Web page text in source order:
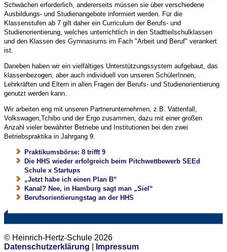
Schwächen erforderlich, andererseits müssen sie über verschiedene
Ausbildungs- und Studienangebote informiert werden. Für die
Klassenstufen ab 7 gilt daher ein Curriculum der Berufs- und
Studienorientierung, welches unterrichtlich in den Stadtteilschulklassen
und den Klassen des Gymnasiums im Fach "Arbeit und Beruf" verankert
ist.
Daneben haben wir ein vielfältiges Unterstützungssystem aufgebaut, das
klassenbezogen, aber auch individuell von unseren SchülerInnen,
Lehrkräften und Eltern in allen Fragen der Berufs- und Studienorientierung
genutzt werden kann.
Wir arbeiten eng mit unseren Partnerunternehmen, z.B. Vattenfall,
Volkswagen,Tchibo und der Ergo zusammen, dazu mit einer großen
Anzahl vieler bewährter Betriebe und Institutionen bei den zwei
Betriebspraktika in Jahrgang 9.
Praktikumsbörse: 8 trifft 9
Die HHS wieder erfolgreich beim Pitchwettbewerb SEEd
Schule x Startups
„Jetzt habe ich einen Plan B“
Kanal? Nee, in Hamburg sagt man „Siel“
Berufsorientierungstag an der HHS
© Heinrich-Hertz-Schule 2026
Datenschutzerklärung
Impressum